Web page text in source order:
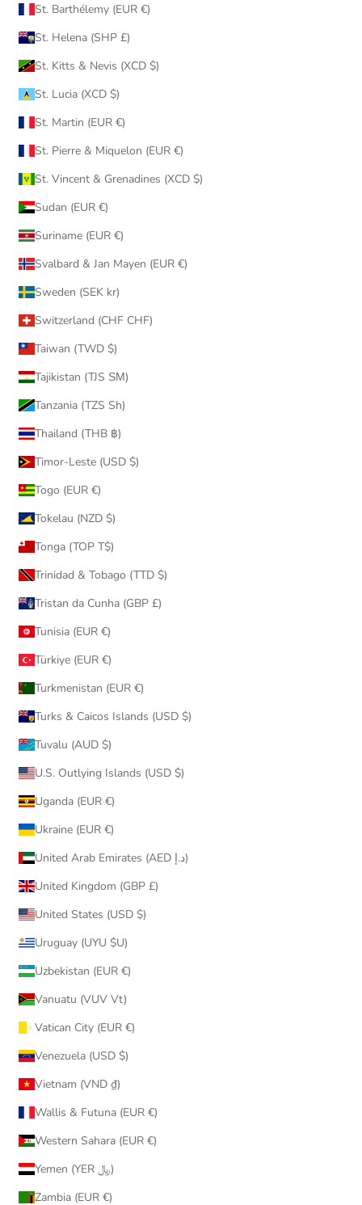
St. Barthélemy (EUR €)
St. Helena (SHP £)
St. Kitts & Nevis (XCD $)
St. Lucia (XCD $)
St. Martin (EUR €)
St. Pierre & Miquelon (EUR €)
St. Vincent & Grenadines (XCD $)
Sudan (EUR €)
Suriname (EUR €)
Svalbard & Jan Mayen (EUR €)
Sweden (SEK kr)
Switzerland (CHF CHF)
Taiwan (TWD $)
Tajikistan (TJS ЅМ)
Tanzania (TZS Sh)
Thailand (THB ฿)
Timor-Leste (USD $)
Togo (EUR €)
Tokelau (NZD $)
Tonga (TOP T$)
Trinidad & Tobago (TTD $)
Tristan da Cunha (GBP £)
Tunisia (EUR €)
Türkiye (EUR €)
Turkmenistan (EUR €)
Turks & Caicos Islands (USD $)
Tuvalu (AUD $)
U.S. Outlying Islands (USD $)
Uganda (EUR €)
Ukraine (EUR €)
United Arab Emirates (AED د.إ)
United Kingdom (GBP £)
United States (USD $)
Uruguay (UYU $U)
Uzbekistan (EUR €)
Vanuatu (VUV Vt)
Vatican City (EUR €)
Venezuela (USD $)
Vietnam (VND ₫)
Wallis & Futuna (EUR €)
Western Sahara (EUR €)
Yemen (YER ﷼)
Zambia (EUR €)